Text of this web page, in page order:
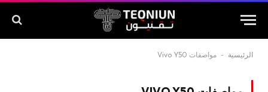
الرئيسية - مواصفات Vivo Y50